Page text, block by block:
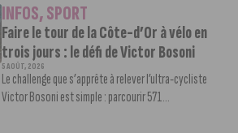
INFOS,SPORT
Faire le tour de la Côte-d’Or à vélo en
trois jours : le défi de Victor Bosoni
5 AOÛT, 2026
Le challenge que s’apprête à relever l’ultra-cycliste
Victor Bosoni est simple : parcourir 571...